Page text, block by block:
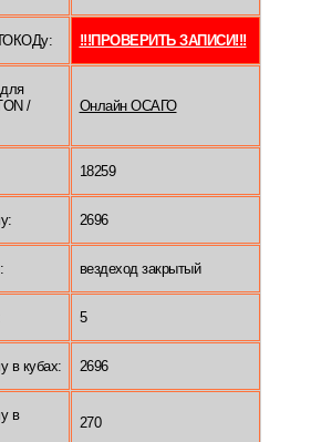
!!!ПРОВЕРИТЬ ЗАПИСИ!!!
/
Онлайн ОСАГО
18259
2696
вездеход закрытый
5
в кубах: 2696
в
270